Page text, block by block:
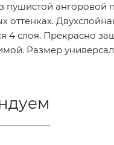
пушистой ангоровой
оттенках.
4 слоя. Прекрасно
Размер